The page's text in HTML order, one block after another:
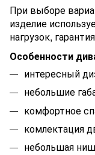
При выборе
изделие
нагрузок,
Особенности
интересный
небольшие
комфортное
комлектация
небольшая